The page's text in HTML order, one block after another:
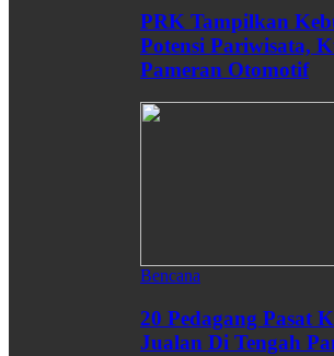
PRK Tampilkan
Potensi Pariwisata,
Pameran Otomotif
Bencana
20 Pedagang Pasat
Jualan Di Tengah